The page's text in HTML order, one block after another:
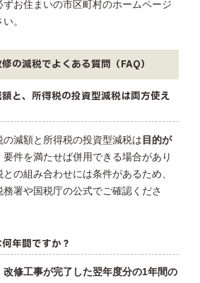
お住まいの市区町村のホームページ
。
の減税でよくある質問（FAQ）
と、所得税の投資型減税は両方使え
減額と所得税の投資型減税は 目的が
要件を満たせば併用できる場合があり
の組み合わせには条件があるため、
署や国税庁の公式でご確認くださ
年間ですか？
改修工事が完了した翌年度分の1年間の